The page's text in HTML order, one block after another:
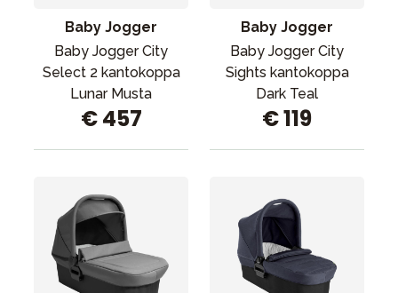
Baby Jogger
Baby Jogger City
Select 2 kantokoppa
Lunar Musta
€ 457
Baby Jogger
Baby Jogger City
Sights kantokoppa
Dark Teal
€ 119